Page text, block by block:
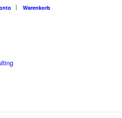
Warenkorb